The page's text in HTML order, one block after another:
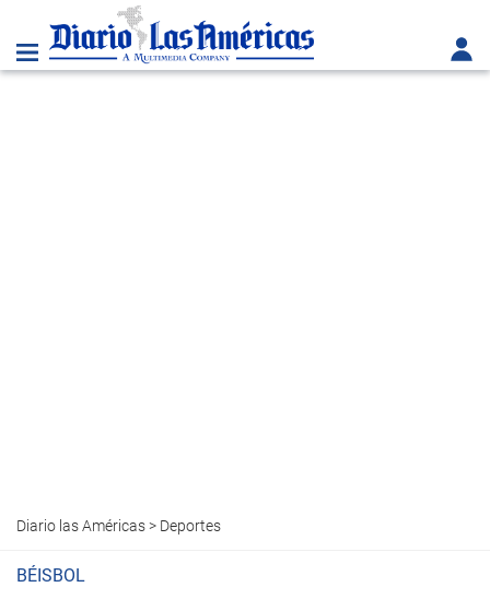
Diario las Américas> Deportes
BÉISBOL